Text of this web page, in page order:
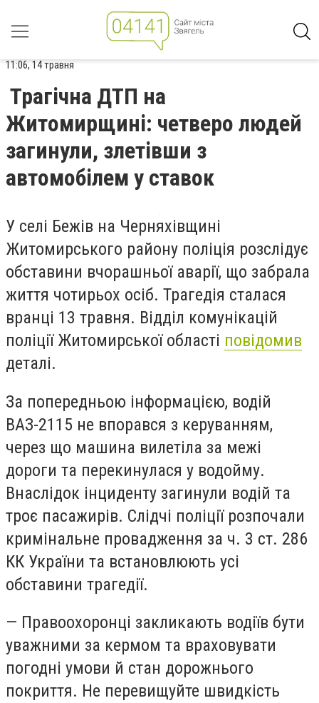
11:06, 14 травня
Трагічна ДТП на
Житомирщині: четверо людей
загинули, злетівши з
автомобілем у ставок
У селі Бежів на Черняхівщині
Житомирського району поліція розслідує
обставини вчорашньої аварії, що забрала
життя чотирьох осіб. Трагедія сталася
вранці 13 травня. Відділ комунікацій
поліції Житомирської області повідомив
деталі.
За попередньою інформацією, водій
ВАЗ-2115 не впорався з керуванням,
через що машина вилетіла за межі
дороги та перекинулася у водойму.
Внаслідок інциденту загинули водій та
троє пасажирів. Слідчі поліції розпочали
кримінальне провадження за ч. 3 ст. 286
КК України та встановлюють усі
обставини трагедії.
— Правоохоронці закликають водіїв бути
уважними за кермом та враховувати
погодні умови й стан дорожнього
покриття. Не перевищуйте швидкість